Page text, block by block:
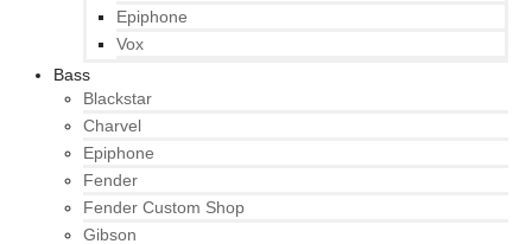
Epiphone
Vox
Bass
Blackstar
Charvel
Epiphone
Fender
Fender Custom Shop
Gibson